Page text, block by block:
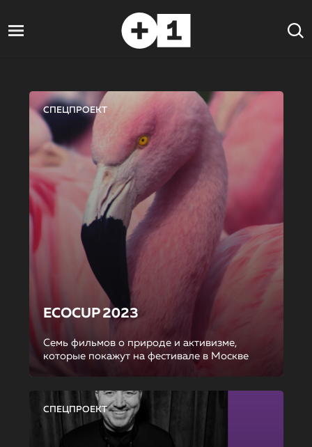
СПЕЦПРОЕКТ
ECOCUP 2023
Семь фильмов о природе и активизме,
которые покажут на фестивале в Москве
СПЕЦПРОЕКТ